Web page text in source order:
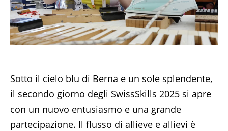
Sotto il cielo blu di Berna e un sole splendente,
il secondo giorno degli SwissSkills 2025 si apre
con un nuovo entusiasmo e una grande
partecipazione. Il flusso di allieve e allievi è